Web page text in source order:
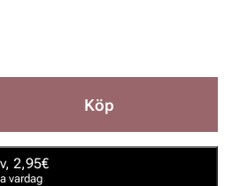
Köp
2,95€
vardag